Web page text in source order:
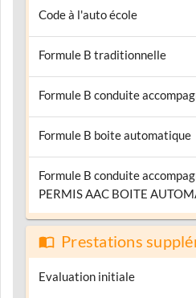
Code à l'auto école
Formule B traditionnelle
Formule B conduite
Formule B boite automatique
Formule B conduite
PERMIS AAC BOITE
Prestations
Evaluation initiale